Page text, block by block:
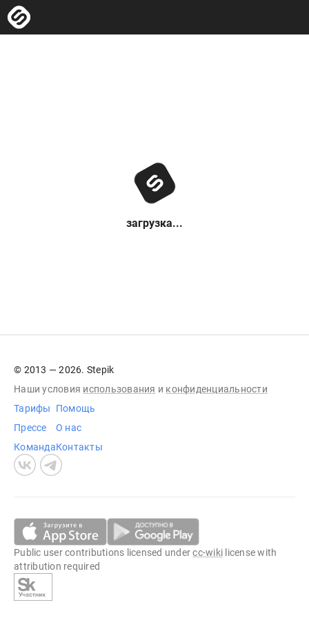
загрузка...
© 2013 — 2026. Stepik
Наши условия использования и конфиденциальности
Тарифы
Прессе
Команда
Помощь
О нас
Контакты
Public user contributions licensed undercc-wiki license with
attribution required